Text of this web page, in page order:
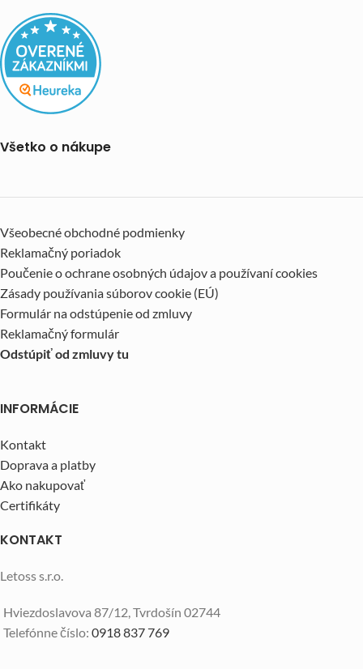
Všetko o nákupe
Všeobecné obchodné podmienky
Reklamačný poriadok
Poučenie o ochrane osobných údajov a používaní cookies
Zásady používania súborov cookie (EÚ)
Formulár na odstúpenie od zmluvy
Reklamačný formulár
Odstúpiť od zmluvy tu
INFORMÁCIE
Kontakt
Doprava a platby
Ako nakupovať
Certifikáty
KONTAKT
Letoss s.r.o.
Hviezdoslavova 87/12, Tvrdošín 02744
Telefónne číslo: 0918 837 769